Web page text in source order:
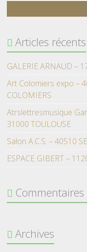
Articles récents
GALERIE ARNAUD –
Art Colomiers expo –
COLOMIERS
Atrslettresmusique
31000 TOULOUSE
Salon A.C.S. – 40510
ESPACE GIBERT –
Archives